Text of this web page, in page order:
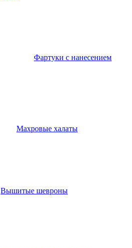
Фартуки с нанесением
Махровые халаты
Вышитые шевроны